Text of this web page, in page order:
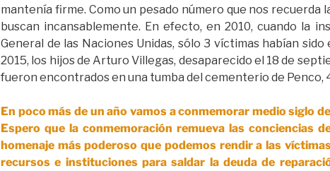
mantenía firme. Como un pesado número que nos recuerda
buscan incansablemente. En efecto, en 2010, cuando la
General de las Naciones Unidas, sólo 3 víctimas habían
2015, los hijos de Arturo Villegas, desaparecido el 18 de
fueron encontrados en una tumba del cementerio de Penco,
En poco más de un año vamos a conmemorar medio siglo
Espero que la conmemoración remueva las conciencias
homenaje más poderoso que podemos rendir a las
recursos e instituciones para saldar la deuda de